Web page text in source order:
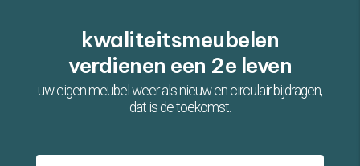
kwaliteitsmeubelen
verdienen een 2e leven
uw eigen meubel weer als nieuw en circulair bijdragen,
dat is de toekomst.